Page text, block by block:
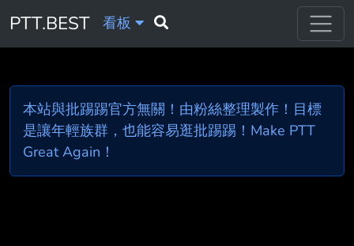
PTT.BEST 看板
本站與批踢踢官方無關！由粉絲整理製作！目標
是讓年輕族群，也能容易逛批踢踢！Make PTT
Great Again！